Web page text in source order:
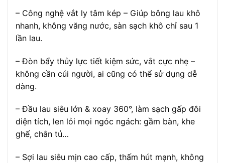
– Công nghệ vắt ly tâm kép – Giúp bông lau khô
nhanh, không văng nước, sàn sạch khô chỉ sau 1
lần lau.
– Đòn bẩy thủy lực tiết kiệm sức, vắt cực nhẹ –
không cần cúi người, ai cũng có thể sử dụng dễ
dàng.
– Đầu lau siêu lớn & xoay 360°, làm sạch gấp đôi
diện tích, len lỏi mọi ngóc ngách: gầm bàn, khe
ghế, chân tủ…
– Sợi lau siêu mịn cao cấp, thấm hút mạnh, không